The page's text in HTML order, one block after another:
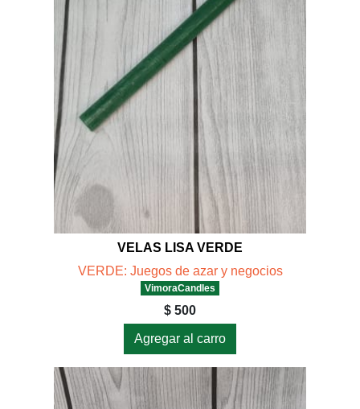
VELAS LISA VERDE
VERDE: Juegos de azar y negocios
VimoraCandles
$ 500
Agregar al carro